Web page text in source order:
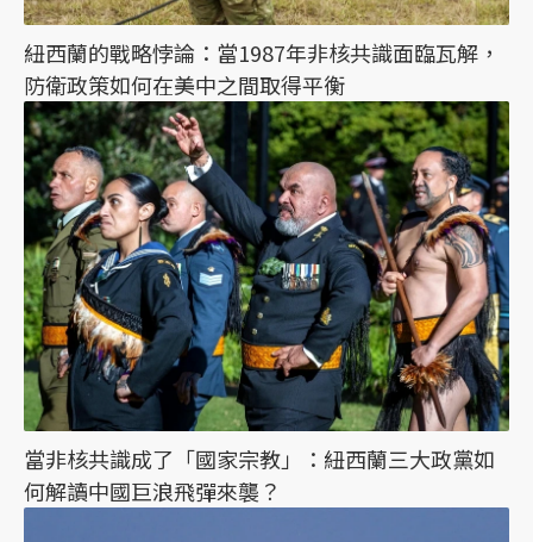
紐西蘭的戰略悖論：當1987年非核共識面臨瓦解，
防衛政策如何在美中之間取得平衡
當非核共識成了「國家宗教」：紐西蘭三大政黨如
何解讀中國巨浪飛彈來襲？